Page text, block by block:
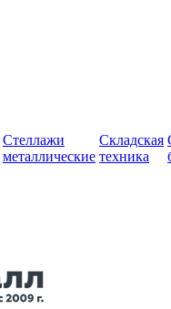
Стеллажи
металлические
Складская
техника